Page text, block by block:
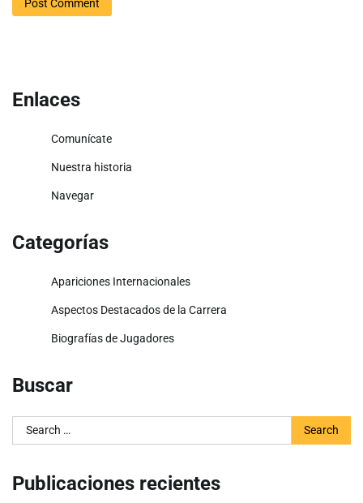
Enlaces
Comunícate
Nuestra historia
Navegar
Categorías
Apariciones Internacionales
Aspectos Destacados de la Carrera
Biografías de Jugadores
Buscar
Search
for:
Publicaciones recientes